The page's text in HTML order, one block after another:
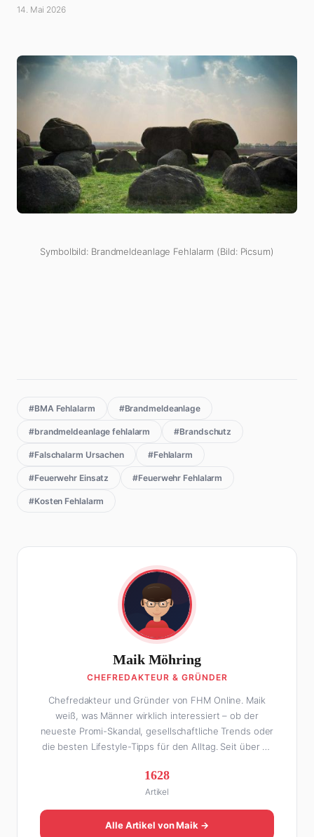
14. Mai 2026
Symbolbild: Brandmeldeanlage Fehlalarm (Bild: Picsum)
#BMA Fehlalarm #Brandmeldeanlage
#brandmeldeanlage fehlalarm #Brandschutz
#Falschalarm Ursachen #Fehlalarm
#Feuerwehr Einsatz #Feuerwehr Fehlalarm
#Kosten Fehlalarm
Maik Möhring
CHEFREDAKTEUR & GRÜNDER
Chefredakteur und Gründer von FHM Online. Maik
weiß, was Männer wirklich interessiert – ob der
neueste Promi-Skandal, gesellschaftliche Trends oder
die besten Lifestyle-Tipps für den Alltag. Seit über 10
Online zu einer der führenden Männer-Lifestyle-
Plattformen im deutschsprachigen Raum aufgebaut.
Sein Weg dahin war alles andere als geradlinig: Die
eine Hälfte seines Lebens stand er in der
1628
Artikel
Alle Artikel von Maik →